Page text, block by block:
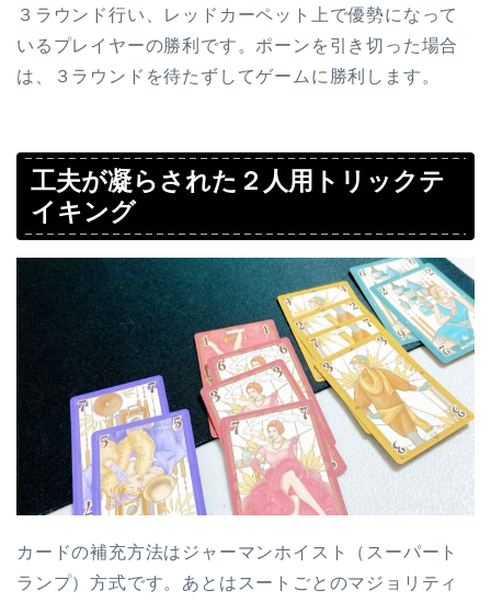
３ラウンド行い、レッドカーペット上で優勢になって
いるプレイヤーの勝利です。ポーンを引き切った場合
は、３ラウンドを待たずしてゲームに勝利します。
工夫が凝らされた２人用トリックテ
イキング
カードの補充方法はジャーマンホイスト（スーパート
ランプ）方式です。あとはスートごとのマジョリティ